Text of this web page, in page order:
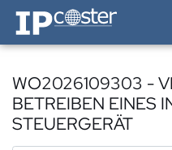
IP-Coster — Home
WO2026109303 -
BETREIBEN EINES
STEUERGERÄT